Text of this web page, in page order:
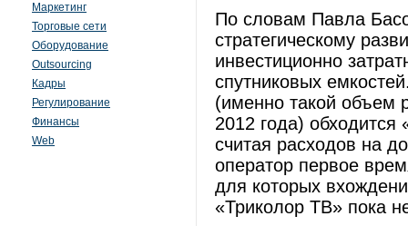
Маркетинг
Торговые сети
Оборудование
Outsourcing
Кадры
Регулирование
Финансы
Web
По словам Павла
стратегическому
инвестиционно
спутниковых
(именно такой объем
2012 года)
считая расходов на
оператор первое
для которых
«Триколор ТВ» пока